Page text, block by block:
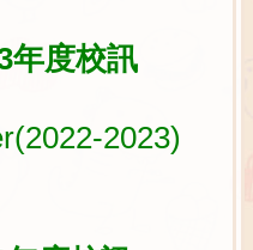
年度校訊
2023)